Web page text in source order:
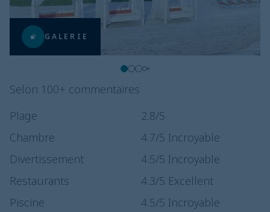
GALERIE
Selon 100+ commentaires
Plage
2.8/5
Chambre
4.7/5 Incroyable
Divertissement
4.5/5 Incroyable
Restaurants
4.3/5 Excellent
Piscine
4.5/5 Incroyable